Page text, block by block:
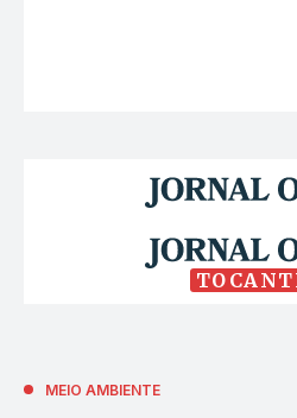
MEIO AMBIENTE